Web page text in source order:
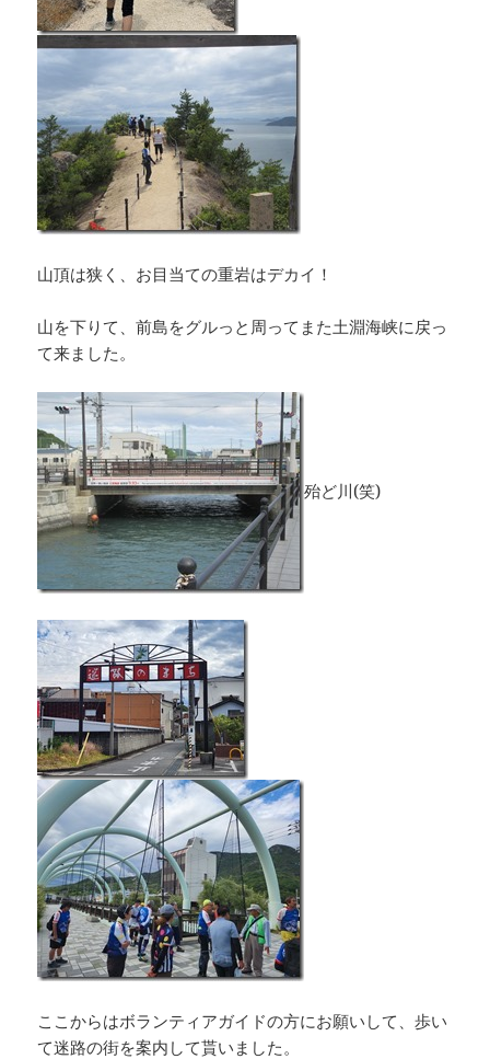
山頂は狭く、お目当ての重岩はデカイ！
山を下りて、前島をグルっと周ってまた土淵海峡に戻っ
て来ました。
殆ど川(笑)
ここからはボランティアガイドの方にお願いして、歩い
て迷路の街を案内して貰いました。